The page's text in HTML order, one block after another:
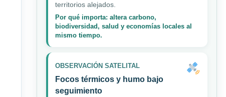
territorios alejados.
Por qué importa: altera carbono,
biodiversidad, salud y economías locales al
mismo tiempo.
OBSERVACIÓN SATELITAL
Focos térmicos y humo bajo
seguimiento